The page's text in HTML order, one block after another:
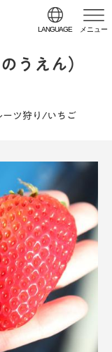
LANGUAGE メニュー
うえん）
ーツ狩り/いちご